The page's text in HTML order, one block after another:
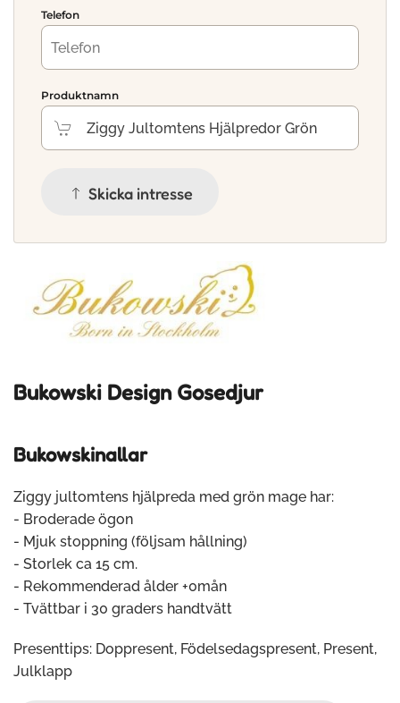
Telefon
Produktnamn
Skicka intresse
Bukowski Design Gosedjur
Bukowskinallar
Ziggy jultomtens hjälpreda med grön mage har:
- Broderade ögon
- Mjuk stoppning (följsam hållning)
- Storlek ca 15 cm.
- Rekommenderad ålder +0mån
- Tvättbar i 30 graders handtvätt
Presenttips: Doppresent, Födelsedagspresent, Present,
Julklapp